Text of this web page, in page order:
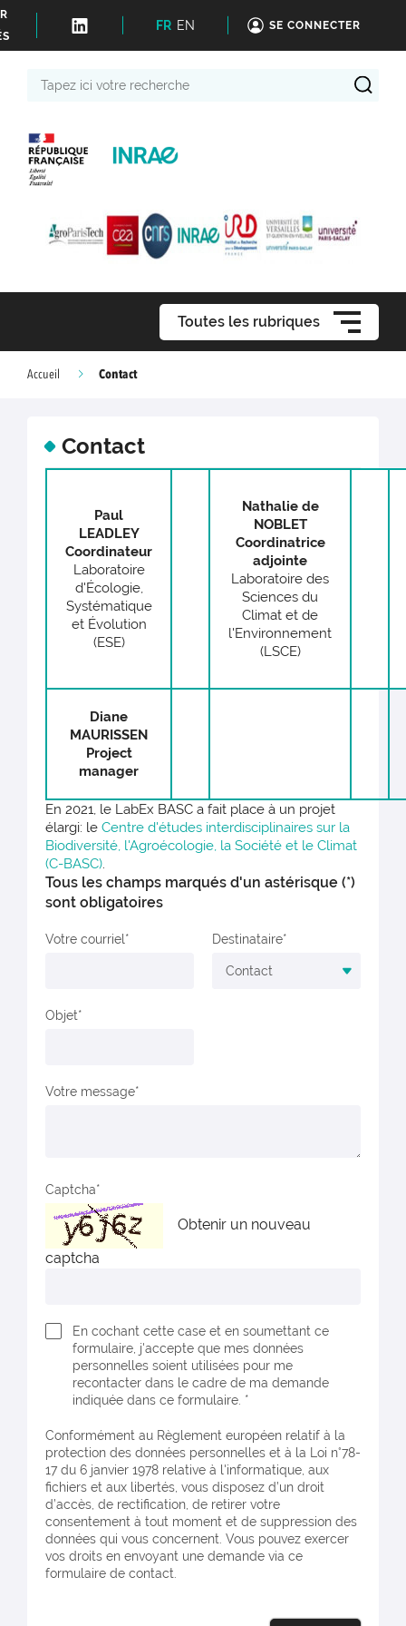
FR EN SE CONNECTER
Toutes les rubriques
Accueil Contact
Contact
Paul
LEADLEY
Coordinateur
Laboratoire
d'Écologie,
Systématique
et Évolution
(ESE)
Nathalie de
NOBLET
Coordinatrice
adjointe
Laboratoire des
Sciences du
Climat et de
l'Environnement
(LSCE)
Diane
MAURISSEN
Project
manager
En 2021, le LabEx BASC a fait place à un projet
élargi: le Centre d'études interdisciplinaires sur la
Biodiversité, l'Agroécologie, la Société et le Climat
(C-BASC).
Tous les champs marqués d'un astérisque (*)
sont obligatoires
Votre courriel Destinataire
Objet
Votre message
Captcha
Obtenir un nouveau
captcha
En cochant cette case et en soumettant ce
formulaire, j'accepte que mes données
personnelles soient utilisées pour me
recontacter dans le cadre de ma demande
indiquée dans ce formulaire. *
Conformément au Règlement européen relatif à la
protection des données personnelles et à la Loi n°78-
17 du 6 janvier 1978 relative à l'informatique, aux
fichiers et aux libertés, vous disposez d’un droit
d’accès, de rectification, de retirer votre
consentement à tout moment et de suppression des
données qui vous concernent. Vous pouvez exercer
vos droits en envoyant une demande via ce
formulaire de contact.